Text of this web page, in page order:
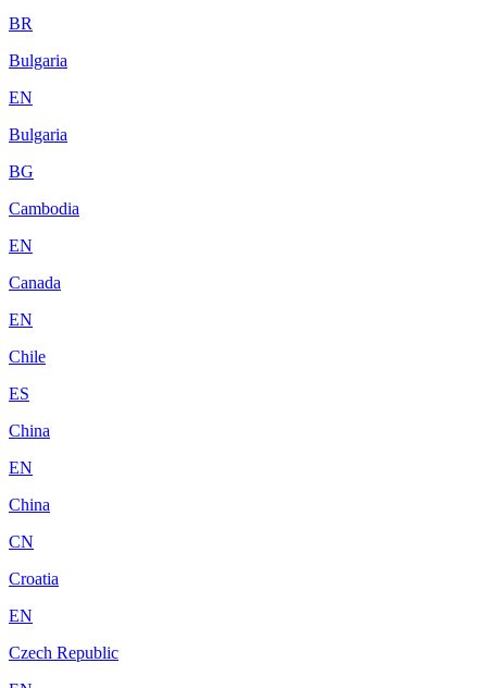
BR
Bulgaria
EN
Bulgaria
BG
Cambodia
EN
Canada
EN
Chile
ES
China
EN
China
CN
Croatia
EN
Czech Republic